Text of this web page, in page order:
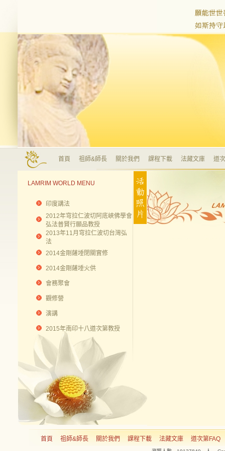
首頁 祖師&師長 關於我們 課程下載 法藏文庫 道
LAMRIM WORLD MENU
印度講法
2012年穹拉仁波切阿底峽佛學會
弘法普賢行願品教授
2013年11月穹拉仁波切台灣弘
法
2014金剛薩埵閉關實修
2014金剛薩埵火供
會務聚會
觀修營
演講
2015年南印十八道次第教授
首頁 祖師&師長 關於我們 課程下載 法藏文庫 道次第FAQ